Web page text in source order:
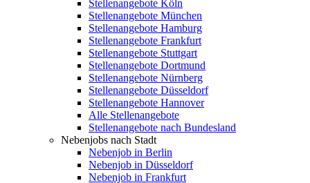
Stellenangebote Köln
Stellenangebote München
Stellenangebote Hamburg
Stellenangebote Frankfurt
Stellenangebote Stuttgart
Stellenangebote Dortmund
Stellenangebote Nürnberg
Stellenangebote Düsseldorf
Stellenangebote Hannover
Alle Stellenangebote
Stellenangebote nach Bundesland
Nebenjobs nach Stadt
Nebenjob in Berlin
Nebenjob in Düsseldorf
Nebenjob in Frankfurt